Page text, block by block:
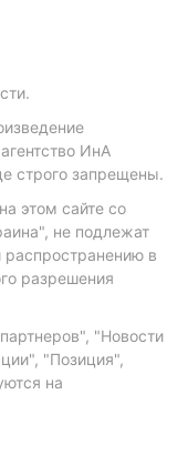
ИнА
строго запрещены.
этом сайте со
не подлежат
в
разрешения
"Новости
"Позиция",
на